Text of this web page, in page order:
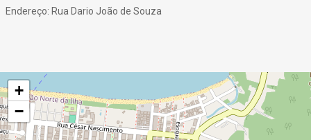
Endereço: Rua Dario João de Souza
+
−